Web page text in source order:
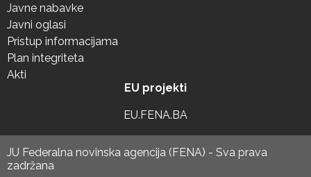
Javne nabavke
Javni oglasi
Pristup informacijama
Plan integriteta
Akti
EU projekti
EU.FENA.BA
JU Federalna novinska agencija (FENA) - Sva prava
zadržana